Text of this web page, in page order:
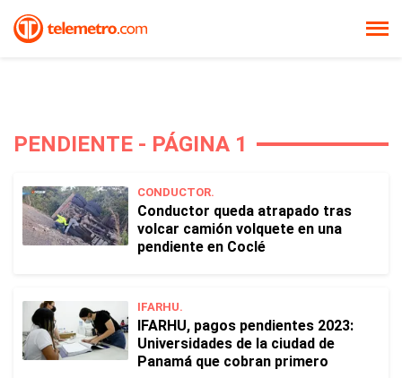
PENDIENTE - PÁGINA 1
CONDUCTOR.
Conductor queda atrapado tras
volcar camión volquete en una
pendiente en Coclé
IFARHU.
IFARHU, pagos pendientes 2023:
Universidades de la ciudad de
Panamá que cobran primero